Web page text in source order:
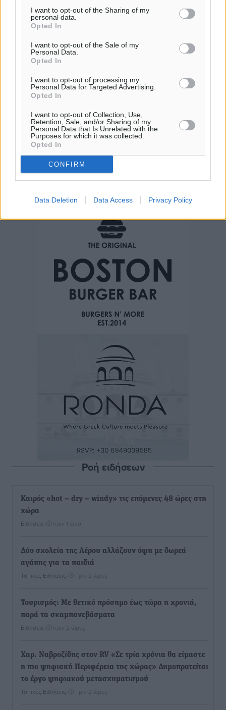
I want to opt-out of the Sharing of my
personal data.
Opted In
I want to opt-out of the Sale of my
Personal Data.
Opted In
I want to opt-out of processing my
Personal Data for Targeted Advertising.
Opted In
I want to opt-out of Collection, Use,
Retention, Sale, and/or Sharing of my
Personal Data that Is Unrelated with the
Purposes for which it was collected.
Opted In
CONFIRM
Data Deletion Data Access Privacy Policy
Ροή ειδήσεων
Καιρός «hot – dry – windy» τις επόμενες 48 ώρες στη
χώρα
Ειδήσεις πριν 1 ώρα
Δύο σχολεία της Λέρου αλλάζουν όψη με δωρεά
αγάπης για τα παιδιά
Τοπικές Ειδήσεις πριν 2 ώρες
Τουρισμός: Με θετικό πρόσημο έως τώρα η χρονιά,
παρά τα σκαμπανεβάσματα
Ειδήσεις πριν 2 ώρες
Χαρ. Ναβροζίδης στον RV «Σε τρία χρόνια θα είμαστε
η πιο ψηφιακή Περιφέρεια της χώρας» Δημοπρατείται
το έργο ψηφιακού μετασχηματισμού
Τοπικές Ειδήσεις πριν 2 ώρες